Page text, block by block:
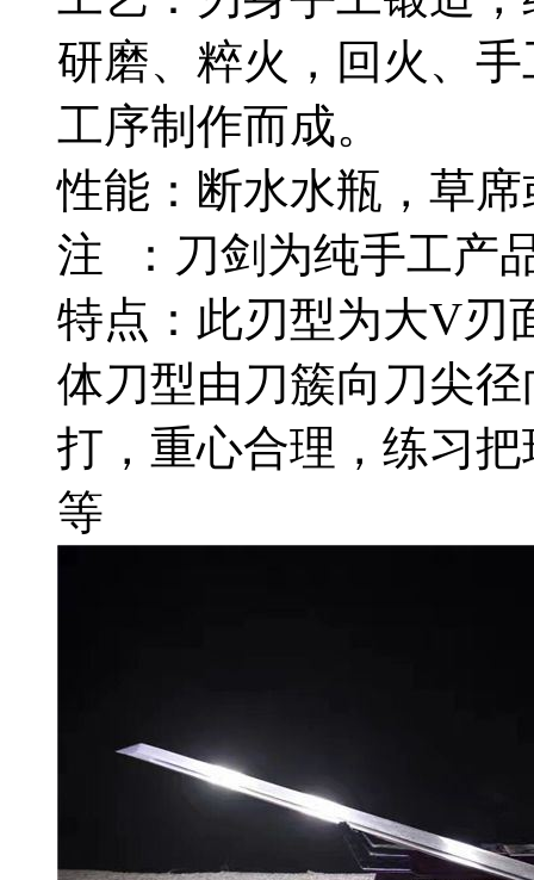
研磨、粹火，回火、
工序制作而成。
性能：断水水瓶，草
注 ：刀剑为纯手工产
特点：此刃型为大V刃
体刀型由刀簇向刀尖
打，重心合理，练习
等